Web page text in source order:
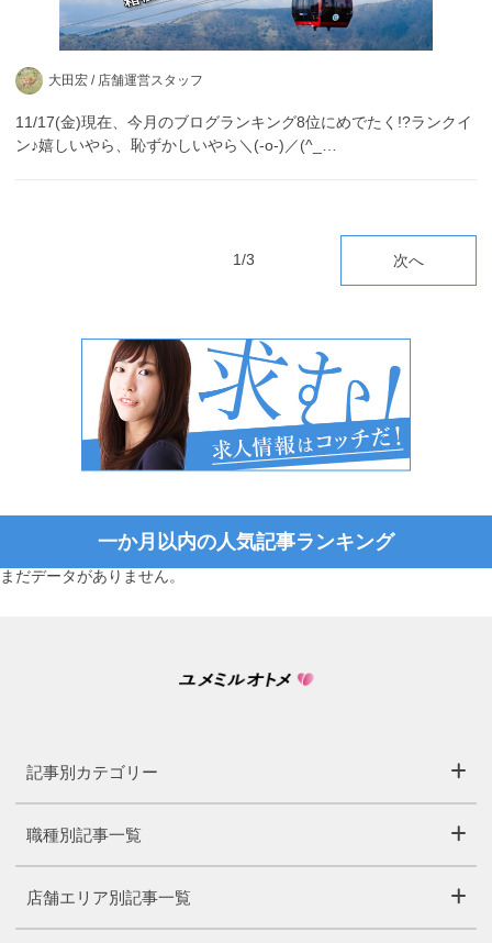
大田宏 / 店舗運営スタッフ
11/17(金)現在、今月のブログランキング8位にめでたく!?ランクイ
ン♪嬉しいやら、恥ずかしいやら＼(-o-)／(^_…
1/3 次へ
一か月以内の人気記事ランキング
まだデータがありません。
記事別カテゴリー
職種別記事一覧
店舗エリア別記事一覧